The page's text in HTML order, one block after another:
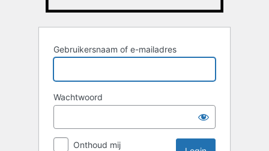
Gebruikersnaam of e-mailadres
Wachtwoord
Onthoud mij